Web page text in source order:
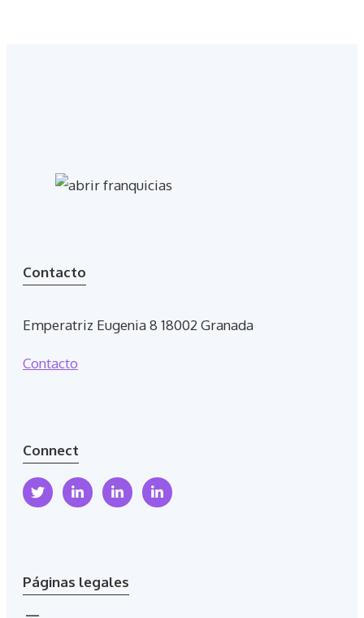
Contacto
Emperatriz Eugenia 8 18002 Granada
Contacto
Connect
Páginas legales